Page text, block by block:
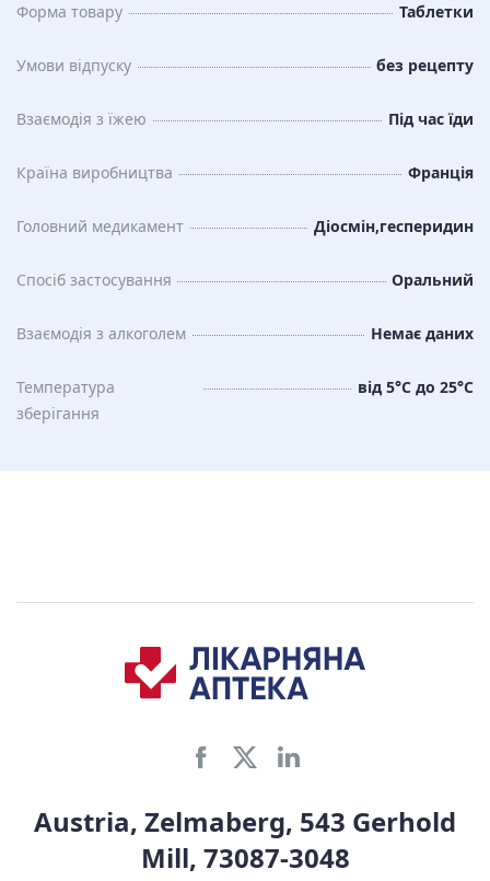
Форма товару Таблетки
Умови відпуску без рецепту
Взаємодія з їжею Під час їди
Країна виробництва Франція
Головний медикамент Діосмін,гесперидин
Спосіб застосування Оральний
Взаємодія з алкоголем Немає даних
Температура
зберiгання
від 5°C до 25°C
Austria, Zelmaberg, 543 Gerhold
Mill, 73087-3048